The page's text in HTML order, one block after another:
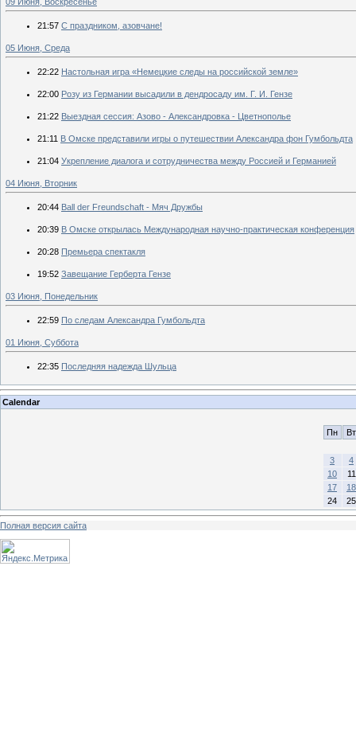
21:57 С праздником, азовчане!
05 Июня, Среда
22:22 Настольная игра «Немецкие следы на российской земле»
22:00 Розу из Германии высадили в дендросаду им. Г. И. Гензе
21:22 Выездная сессия: Азово - Александровка - Цветнополье
21:11 В Омске представили игры о путешествии Александра фон Гумбольдта
21:04 Укрепление диалога и сотрудничества между Россией и Германией
04 Июня, Вторник
20:44 Ball der Freundschaft - Мяч Дружбы
20:39 В Омске открылась Международная научно-практическая конференция
20:28 Премьера спектакля
19:52 Завещание Герберта Гензе
03 Июня, Понедельник
22:59 По следам Александра Гумбольдта
01 Июня, Суббота
22:35 Последняя надежда Шульца
Calendar
Пн Вт
3
4
10
11
17
18
24
25
Полная версия сайта